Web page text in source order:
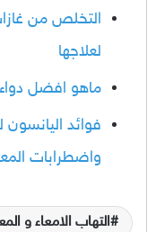
التخلص من
لعلاجها
ماهو افضل دواء
فوائد
واضطرابات
التهاب الامعاء و